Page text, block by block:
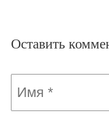
Оставить